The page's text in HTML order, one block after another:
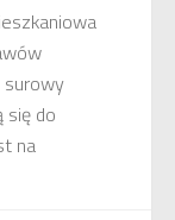
surowy
się do
na